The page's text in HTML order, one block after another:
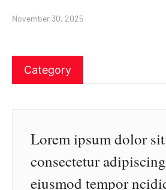
November 30, 2025
Category
Lorem ipsum dolor
consectetur
eiusmod tempor